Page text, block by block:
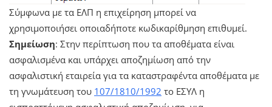
Σύμφωνα με τα ΕΛΠ η επιχείρηση μπορεί να
χρησιμοποιήσει οποιαδήποτε κωδικαρίθμηση επιθυμεί.
Σημείωση: Στην περίπτωση που τα αποθέματα είναι
ασφαλισμένα και υπάρχει αποζημίωση από την
ασφαλιστική εταιρεία για τα καταστραφέντα αποθέματα με
τη γνωμάτευση του 107/1810/1992 το ΕΣΥΛ η